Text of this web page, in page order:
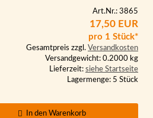
Art.Nr.: 3865
17,50 EUR
pro 1 Stück*
Gesamtpreis zzgl. Versandkosten
Versandgewicht: 0.2000 kg
Lieferzeit: siehe Startseite
Lagermenge: 5 Stück
In den Warenkorb